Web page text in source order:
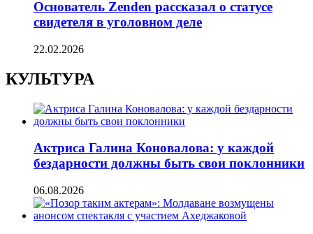
Основатель Zenden рассказал о статусе
свидетеля в уголовном деле
22.02.2026
КУЛЬТУРА
Актриса Галина Коновалова: у каждой
бездарности должны быть свои поклонники
06.08.2026